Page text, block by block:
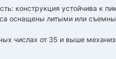
конструкция устойчива к
оснащены литыми или
числах от 35 и выше